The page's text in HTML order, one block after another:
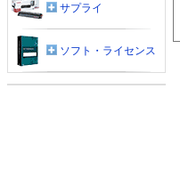
サプライ
ソフト・ライセンス